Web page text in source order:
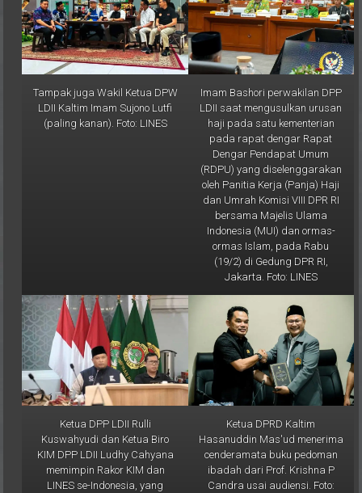
Tampak juga Wakil Ketua DPW
LDII Kaltim Imam Sujono Lutfi
(paling kanan). Foto: LINES
Imam Bashori perwakilan DPP
LDII saat mengusulkan urusan
haji pada satu kementerian
pada rapat dengar Rapat
Dengar Pendapat Umum
(RDPU) yang diselenggarakan
oleh Panitia Kerja (Panja) Haji
dan Umrah Komisi VIII DPR RI
bersama Majelis Ulama
Indonesia (MUI) dan ormas-
ormas Islam, pada Rabu
(19/2) di Gedung DPR RI,
Jakarta. Foto: LINES
Ketua DPP LDII Rulli
Kuswahyudi dan Ketua Biro
KIM DPP LDII Ludhy Cahyana
memimpin Rakor KIM dan
LINES se-Indonesia, yang
Ketua DPRD Kaltim
Hasanuddin Mas'ud menerima
cenderamata buku pedoman
ibadah dari Prof. Krishna P
Candra usai audiensi. Foto: